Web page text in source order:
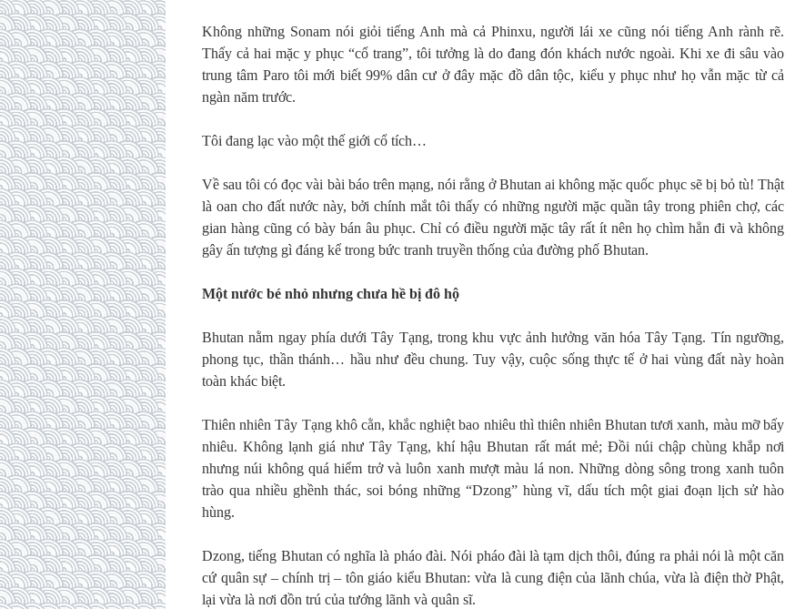
Không những Sonam nói giỏi tiếng Anh mà cả Phinxu, người lái xe cũng nói tiếng Anh rành rẽ.
Thấy cả hai mặc y phục “cổ trang”, tôi tưởng là do đang đón khách nước ngoài. Khi xe đi sâu vào
trung tâm Paro tôi mới biết 99% dân cư ở đây mặc đồ dân tộc, kiểu y phục như họ vẫn mặc từ cả
ngàn năm trước.
Tôi đang lạc vào một thế giới cổ tích…
Về sau tôi có đọc vài bài báo trên mạng, nói rằng ở Bhutan ai không mặc quốc phục sẽ bị bỏ tù! Thật
là oan cho đất nước này, bởi chính mắt tôi thấy có những người mặc quần tây trong phiên chợ, các
gian hàng cũng có bày bán âu phục. Chỉ có điều người mặc tây rất ít nên họ chìm hẳn đi và không
gây ấn tượng gì đáng kể trong bức tranh truyền thống của đường phố Bhutan.
Một nước bé nhỏ nhưng chưa hề bị đô hộ
Bhutan nằm ngay phía dưới Tây Tạng, trong khu vực ảnh hưởng văn hóa Tây Tạng. Tín ngưỡng,
phong tục, thần thánh… hầu như đều chung. Tuy vậy, cuộc sống thực tế ở hai vùng đất này hoàn
toàn khác biệt.
Thiên nhiên Tây Tạng khô cằn, khắc nghiệt bao nhiêu thì thiên nhiên Bhutan tươi xanh, màu mỡ bấy
nhiêu. Không lạnh giá như Tây Tạng, khí hậu Bhutan rất mát mẻ; Đồi núi chập chùng khắp nơi
nhưng núi không quá hiểm trở và luôn xanh mượt màu lá non. Những dòng sông trong xanh tuôn
trào qua nhiều ghềnh thác, soi bóng những “Dzong” hùng vĩ, dấu tích một giai đoạn lịch sử hào
hùng.
Dzong, tiếng Bhutan có nghĩa là pháo đài. Nói pháo đài là tạm dịch thôi, đúng ra phải nói là một căn
cứ quân sự – chính trị – tôn giáo kiểu Bhutan: vừa là cung điện của lãnh chúa, vừa là điện thờ Phật,
lại vừa là nơi đồn trú của tướng lãnh và quân sĩ.